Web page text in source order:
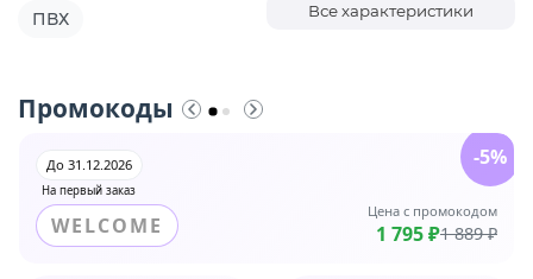
ПВХ Все характеристики
Промокоды
На первый заказ
До 31.12.2026
WELCOME
Цена с промокодом
1 795 ₽1 889 ₽
-5%